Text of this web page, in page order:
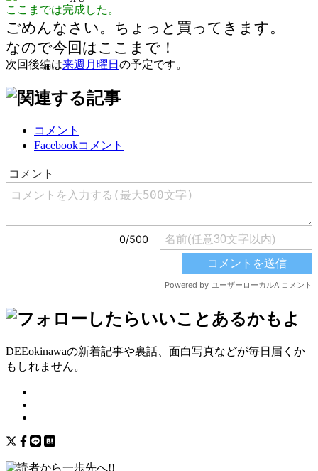
ここまでは完成した。
ごめんなさい。ちょっと買ってきます。
なので今回はここまで！
次回後編は来週月曜日 の予定です。
コメント
Facebookコメント
DEEokinawaの新着記事や裏話、面白写真などが毎日届くか
もしれません。